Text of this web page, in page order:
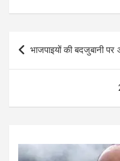
ce
o
at
s
A
Post
navigation
भाजपाइयों की बदजुबानी